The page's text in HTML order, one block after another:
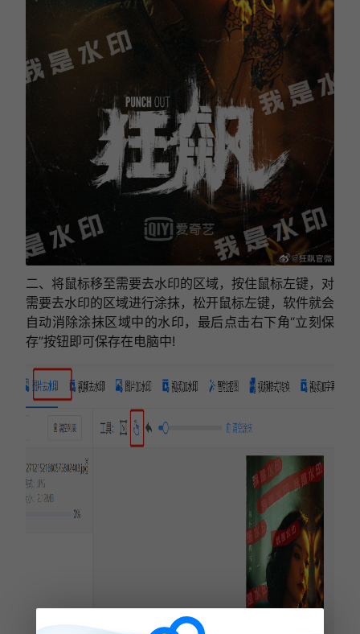
二、将鼠标移至需要去水印的区域，按住鼠标左键，对
需要去水印的区域进行涂抹，松开鼠标左键，软件就会
自动消除涂抹区域中的水印，最后点击右下角“立刻保
存”按钮即可保存在电脑中!